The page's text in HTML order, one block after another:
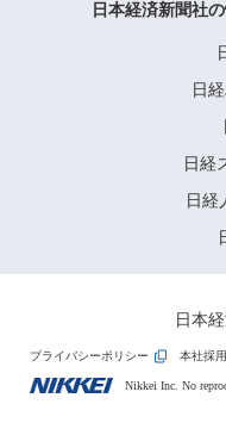
日本経済新聞社
日
日経
日経
日本
プライバシーポリシー 本社採
Nikkei Inc. No